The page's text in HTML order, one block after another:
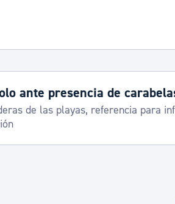
ante presencia de
de las playas, referencia para